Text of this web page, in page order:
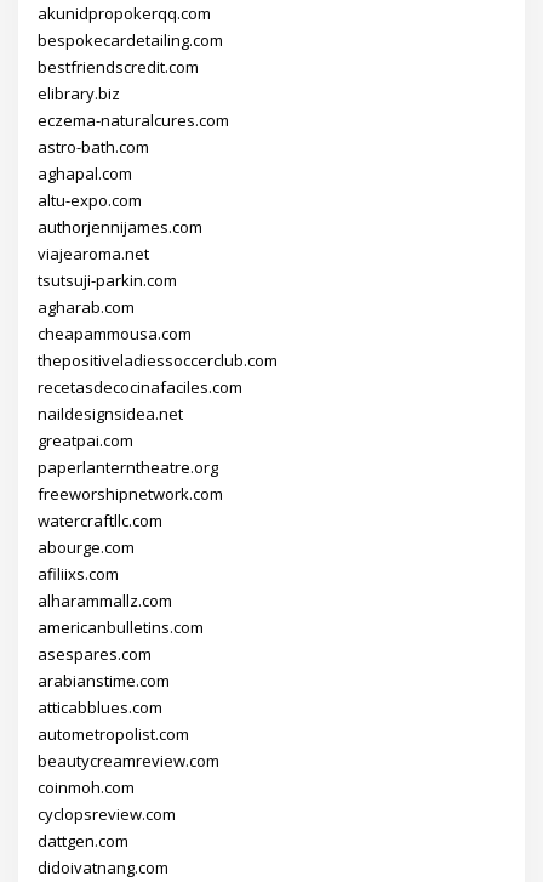
akunidpropokerqq.com
bespokecardetailing.com
bestfriendscredit.com
elibrary.biz
eczema-naturalcures.com
astro-bath.com
aghapal.com
altu-expo.com
authorjennijames.com
viajearoma.net
tsutsuji-parkin.com
agharab.com
cheapammousa.com
thepositiveladiessoccerclub.com
recetasdecocinafaciles.com
naildesignsidea.net
greatpai.com
paperlanterntheatre.org
freeworshipnetwork.com
watercraftllc.com
abourge.com
afiliixs.com
alharammallz.com
americanbulletins.com
asespares.com
arabianstime.com
atticabblues.com
autometropolist.com
beautycreamreview.com
coinmoh.com
cyclopsreview.com
dattgen.com
didoivatnang.com